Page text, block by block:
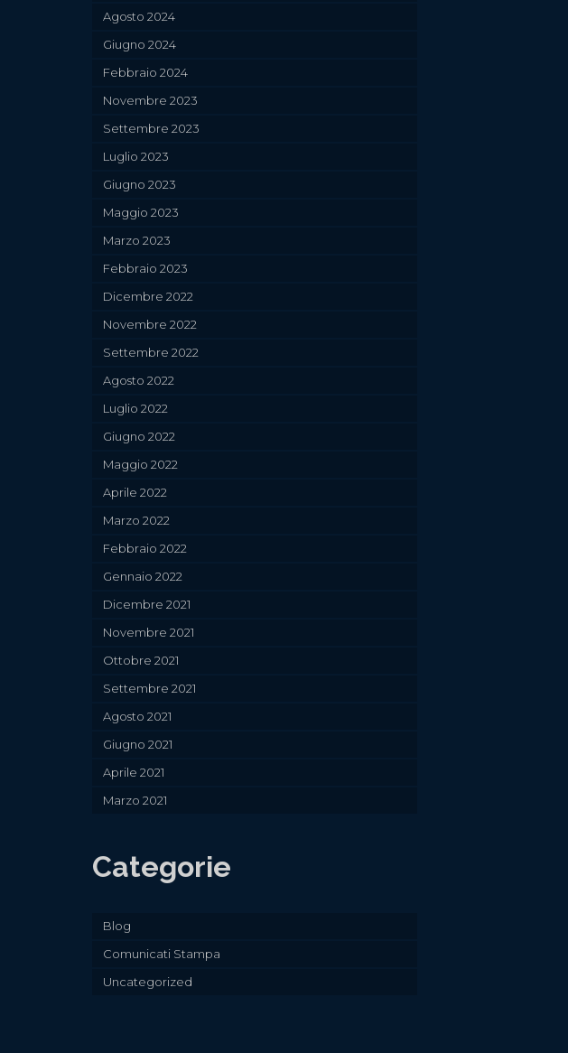
Agosto 2024
Giugno 2024
Febbraio 2024
Novembre 2023
Settembre 2023
Luglio 2023
Giugno 2023
Maggio 2023
Marzo 2023
Febbraio 2023
Dicembre 2022
Novembre 2022
Settembre 2022
Agosto 2022
Luglio 2022
Giugno 2022
Maggio 2022
Aprile 2022
Marzo 2022
Febbraio 2022
Gennaio 2022
Dicembre 2021
Novembre 2021
Ottobre 2021
Settembre 2021
Agosto 2021
Giugno 2021
Aprile 2021
Marzo 2021
Categorie
Blog
Comunicati Stampa
Uncategorized